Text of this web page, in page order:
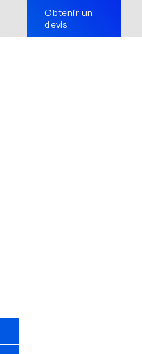
Obtenir un
devis